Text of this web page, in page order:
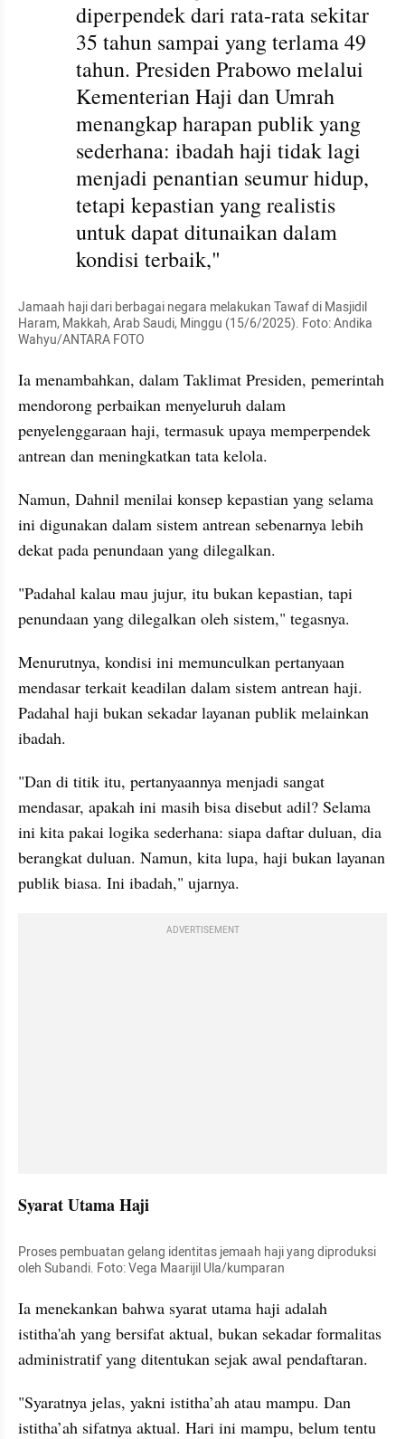
diperpendek dari rata-rata sekitar
35 tahun sampai yang terlama 49
tahun. Presiden Prabowo melalui
Kementerian Haji dan Umrah
menangkap harapan publik yang
sederhana: ibadah haji tidak lagi
menjadi penantian seumur hidup,
tetapi kepastian yang realistis
untuk dapat ditunaikan dalam
kondisi terbaik,"
Jamaah haji dari berbagai negara melakukan Tawaf di Masjidil
Haram, Makkah, Arab Saudi, Minggu (15/6/2025). Foto: Andika
Wahyu/ANTARA FOTO
Ia menambahkan, dalam Taklimat Presiden, pemerintah
mendorong perbaikan menyeluruh dalam
penyelenggaraan haji, termasuk upaya memperpendek
antrean dan meningkatkan tata kelola.
Namun, Dahnil menilai konsep kepastian yang selama
ini digunakan dalam sistem antrean sebenarnya lebih
dekat pada penundaan yang dilegalkan.
"Padahal kalau mau jujur, itu bukan kepastian, tapi
penundaan yang dilegalkan oleh sistem," tegasnya.
Menurutnya, kondisi ini memunculkan pertanyaan
mendasar terkait keadilan dalam sistem antrean haji.
Padahal haji bukan sekadar layanan publik melainkan
ibadah.
"Dan di titik itu, pertanyaannya menjadi sangat
mendasar, apakah ini masih bisa disebut adil? Selama
ini kita pakai logika sederhana: siapa daftar duluan, dia
berangkat duluan. Namun, kita lupa, haji bukan layanan
publik biasa. Ini ibadah," ujarnya.
ADVERTISEMENT
Syarat Utama Haji
Proses pembuatan gelang identitas jemaah haji yang diproduksi
oleh Subandi. Foto: Vega Maarijil Ula/kumparan
Ia menekankan bahwa syarat utama haji adalah
istitha'ah yang bersifat aktual, bukan sekadar formalitas
administratif yang ditentukan sejak awal pendaftaran.
"Syaratnya jelas, yakni istitha’ah atau mampu. Dan
istitha’ah sifatnya aktual. Hari ini mampu, belum tentu